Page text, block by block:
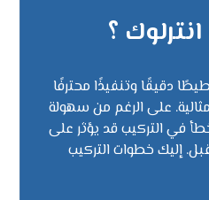
؟
دقيقًا وتنفيذًا محترفًا
على الرغم من سهولة
في التركيب قد يؤثر على
إليك خطوات التركيب